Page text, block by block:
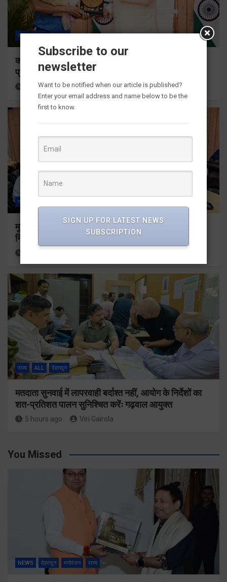
राज्य
कॉमनवेल्थ गेम्स 2026 के उत्तराखंड के पदक विजेताओं और
प्रशिक्षकों को मुख्यमंत्री धामी ने किया सम्मानित
3 hours ago Viri Gairola
राज्य
मुख्यमंत्री धामी ने उत्तराखंड क्रीड़ा विश्वविद्यालय गौलापार के
निर्माण कार्यों की समीक्षा की
राज्य ALL देहरादून
मतदाता सुनवाई में लापरवाही बर्दाश्त नहीं, आयोग के निर्देशों का
शत-प्रतिशत पालन सुनिश्चित करेंः गढ़वाल आयुक्त
5 hours ago Viri Gairola
You Missed
NEWS देहरादून मनोरंजन राज्य
Subscribe to our
newsletter
Want to be notified when our article is published?
Enter your email address and name below to be the
first to know.
SIGN UP FOR LATEST NEWS
SUBSCRIPTION